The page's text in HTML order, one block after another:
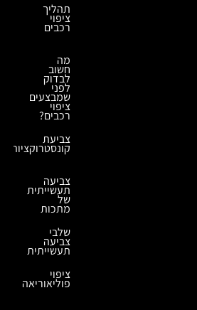
תהליך
ציפוי
רכבים
מה
חשוב
לבדוק
לפני
שמבצעים
ציפוי
רכבים?
צביעת
קונסטרוקציות
צביעה
תעשייתית
של
מתכות
שלבי
צביעה
תעשייתית
ציפוי
פוליאוריאה